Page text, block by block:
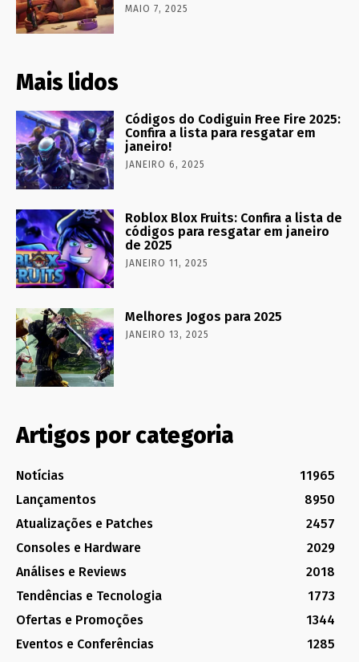
MAIO 7, 2025
Mais lidos
Códigos do Codiguin Free Fire 2025:
Confira a lista para resgatar em
janeiro!
JANEIRO 6, 2025
Roblox Blox Fruits: Confira a lista de
códigos para resgatar em janeiro
de 2025
JANEIRO 11, 2025
Melhores Jogos para 2025
JANEIRO 13, 2025
Artigos por categoria
Notícias
11965
Lançamentos
8950
Atualizações e Patches
2457
Consoles e Hardware
2029
Análises e Reviews
2018
Tendências e Tecnologia
1773
Ofertas e Promoções
1344
Eventos e Conferências
1285